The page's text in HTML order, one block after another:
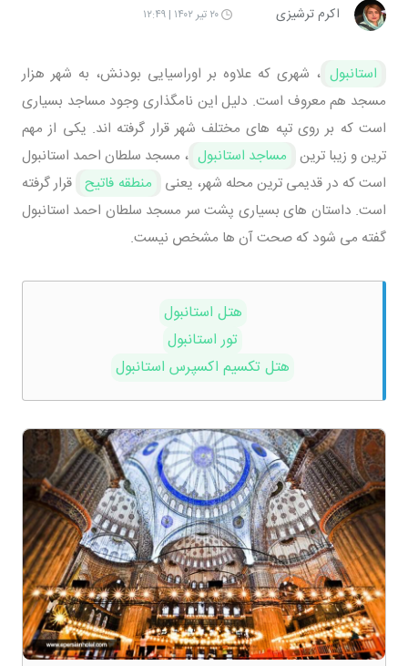
اکرم ترشیزی ۲۰ تیر ۱۴۰۲ | ۱۲:۴۹
استانبول ، شهری که علاوه بر اوراسیایی بودنش، به شهر هزار
مسجد هم معروف است. دلیل این نامگذاری وجود مساجد بسیاری
است که بر روی تپه های مختلف شهر قرار گرفته اند. یکی از مهم
ترین و زیبا ترین مساجد استانبول ، مسجد سلطان احمد استانبول
است که در قدیمی ترین محله شهر، یعنی
منطقه فاتیح قرار گرفته
است. داستان های بسیاری پشت سر مسجد سلطان احمد استانبول
گفته می شود که صحت آن ها مشخص نیست.
هتل استانبول
تور استانبول
هتل تکسیم اکسپرس استانبول